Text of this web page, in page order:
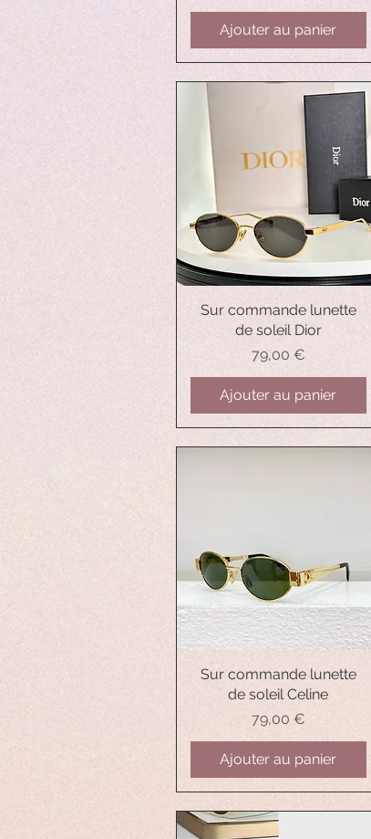
Ajouter au panier
Aperçu rapide
Sur commande lunette
de soleil Dior
Prix
79,00 €
Ajouter au panier
Aperçu rapide
Sur commande lunette
de soleil Celine
Prix
79,00 €
Ajouter au panier